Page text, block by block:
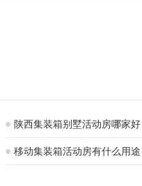
陕西集装箱别墅活动房哪家好
移动集装箱活动房有什么用途